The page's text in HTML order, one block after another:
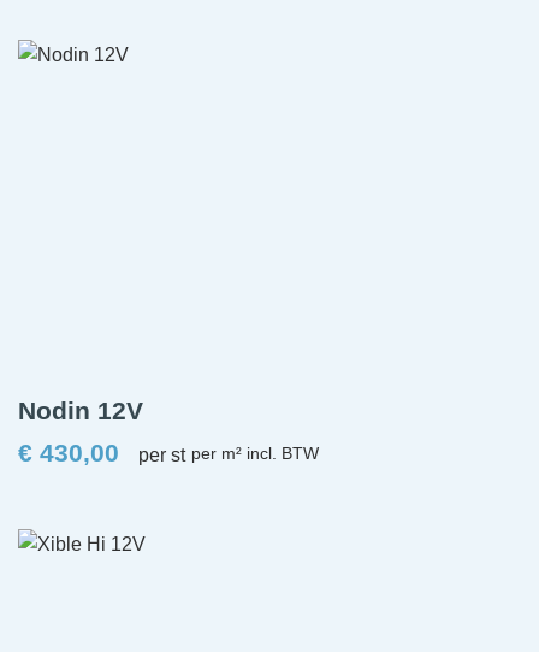
Nodin 12V
€ 430,00 per st